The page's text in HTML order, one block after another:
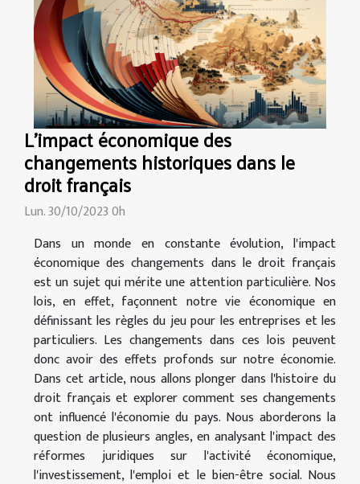
L'impact économique des
changements historiques dans le
droit français
Lun. 30/10/2023 0h
Dans un monde en constante évolution, l'impact
économique des changements dans le droit français
est un sujet qui mérite une attention particulière. Nos
lois, en effet, façonnent notre vie économique en
définissant les règles du jeu pour les entreprises et les
particuliers. Les changements dans ces lois peuvent
donc avoir des effets profonds sur notre économie.
Dans cet article, nous allons plonger dans l'histoire du
droit français et explorer comment ses changements
ont influencé l'économie du pays. Nous aborderons la
question de plusieurs angles, en analysant l'impact des
réformes juridiques sur l'activité économique,
l'investissement, l'emploi et le bien-être social. Nous